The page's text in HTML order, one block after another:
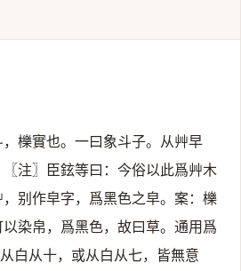
櫟實也。一曰象斗子。从艸早
〖注〗臣鉉等曰：今俗以此爲艸木
，别作皁字，爲黑色之皁。案：櫟
染帛，爲黑色，故曰草。通用爲
白从十，或从白从七，皆無意